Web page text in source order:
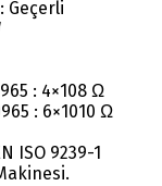
Geçerli
: 4×108 Ω
: 6×1010 Ω
ISO 9239-1